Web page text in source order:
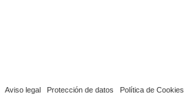
Aviso legal Protección de datos Política de Cookies